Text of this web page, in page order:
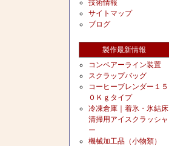
技術情報
サイトマップ
ブログ
製作最新情報
コンベアーライン装置
スクラップバッグ
コーヒーブレンダー１５
０Ｋｇタイプ
冷凍倉庫｜着氷・氷結床
清掃用アイスクラッシャ
ー
機械加工品（小物類）